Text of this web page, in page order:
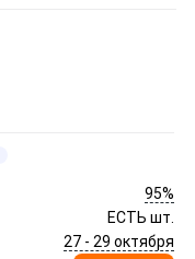
95%
ЕСТЬ шт.
27 - 29 октября